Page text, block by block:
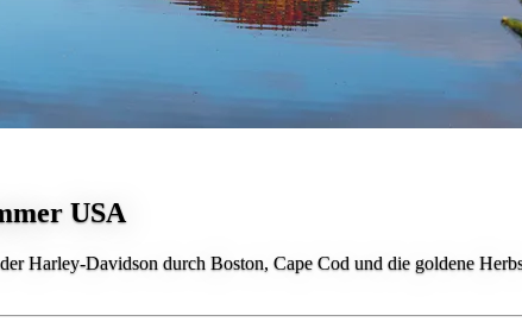
USA
Harley-Davidson durch Boston, Cape Cod und die goldene